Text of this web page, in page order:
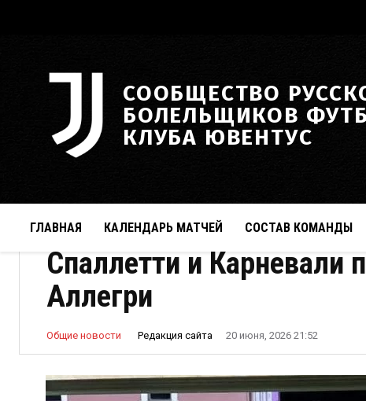
СООБЩЕСТВО
БОЛЕЛЬЩИКОВ
КЛУБА ЮВЕНТУС
ГЛАВНАЯ КАЛЕНДАРЬ МАТЧЕЙ СОСТАВ КОМАНДЫ
Спаллетти и Карневали
Аллегри
Общие новости Редакция сайта 20 июня, 2026 21:52